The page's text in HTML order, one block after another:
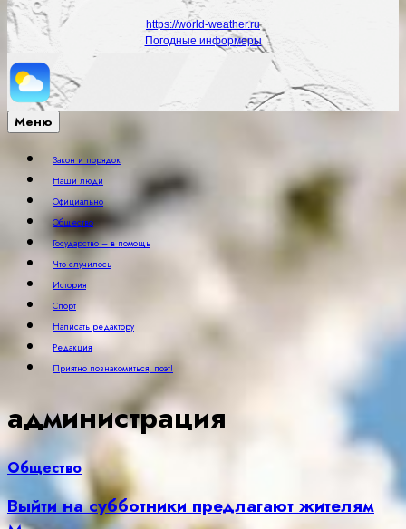
https://world-weather.ru
Погодные информеры
Меню
Закон и порядок
Наши люди
Официально
Общество
Государство – в помощь
Что случилось
История
Спорт
Написать редактору
Редакция
Приятно познакомиться, поэт!
администрация
Общество
Выйти на субботники предлагают жителям